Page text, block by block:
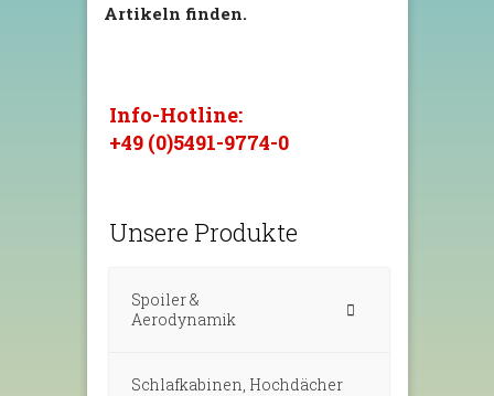
Artikeln finden.
Info-Hotline:
+49 (0)5491-9774-0
Unsere Produkte
Spoiler &
Aerodynamik
Schlafkabinen, Hochdächer